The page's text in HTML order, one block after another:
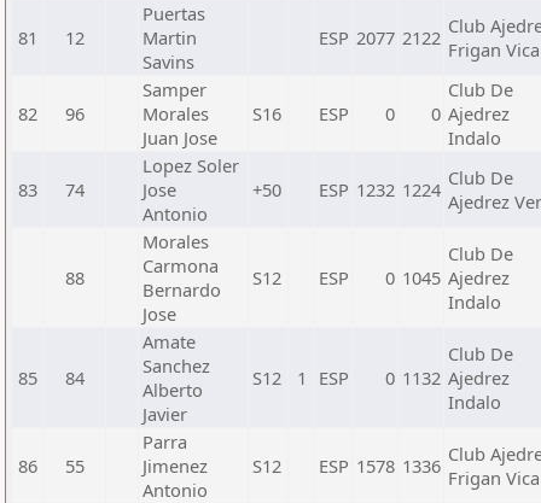
81 12
Puertas
Martin
Savins
ESP 2077 2122 Club
Frigan
82 96
Samper
Morales
Juan Jose
S16 ESP 0 0
Club De
Ajedrez
Indalo
83 74
Lopez Soler
Jose
Antonio
+50 ESP 1232 1224 Club De
Ajedrez
88
Morales
Carmona
Bernardo
Jose
S12 ESP 0 1045
Club De
Ajedrez
Indalo
85 84
Amate
Sanchez
Alberto
Javier
S12 1 ESP 0 1132
Club De
Ajedrez
Indalo
86 55
Parra
Jimenez
Antonio
S12 ESP 1578 1336 Club
Frigan